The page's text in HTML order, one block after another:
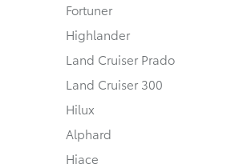
Fortuner
Highlander
Land Cruiser Prado
Land Cruiser 300
Hilux
Alphard
Hiace